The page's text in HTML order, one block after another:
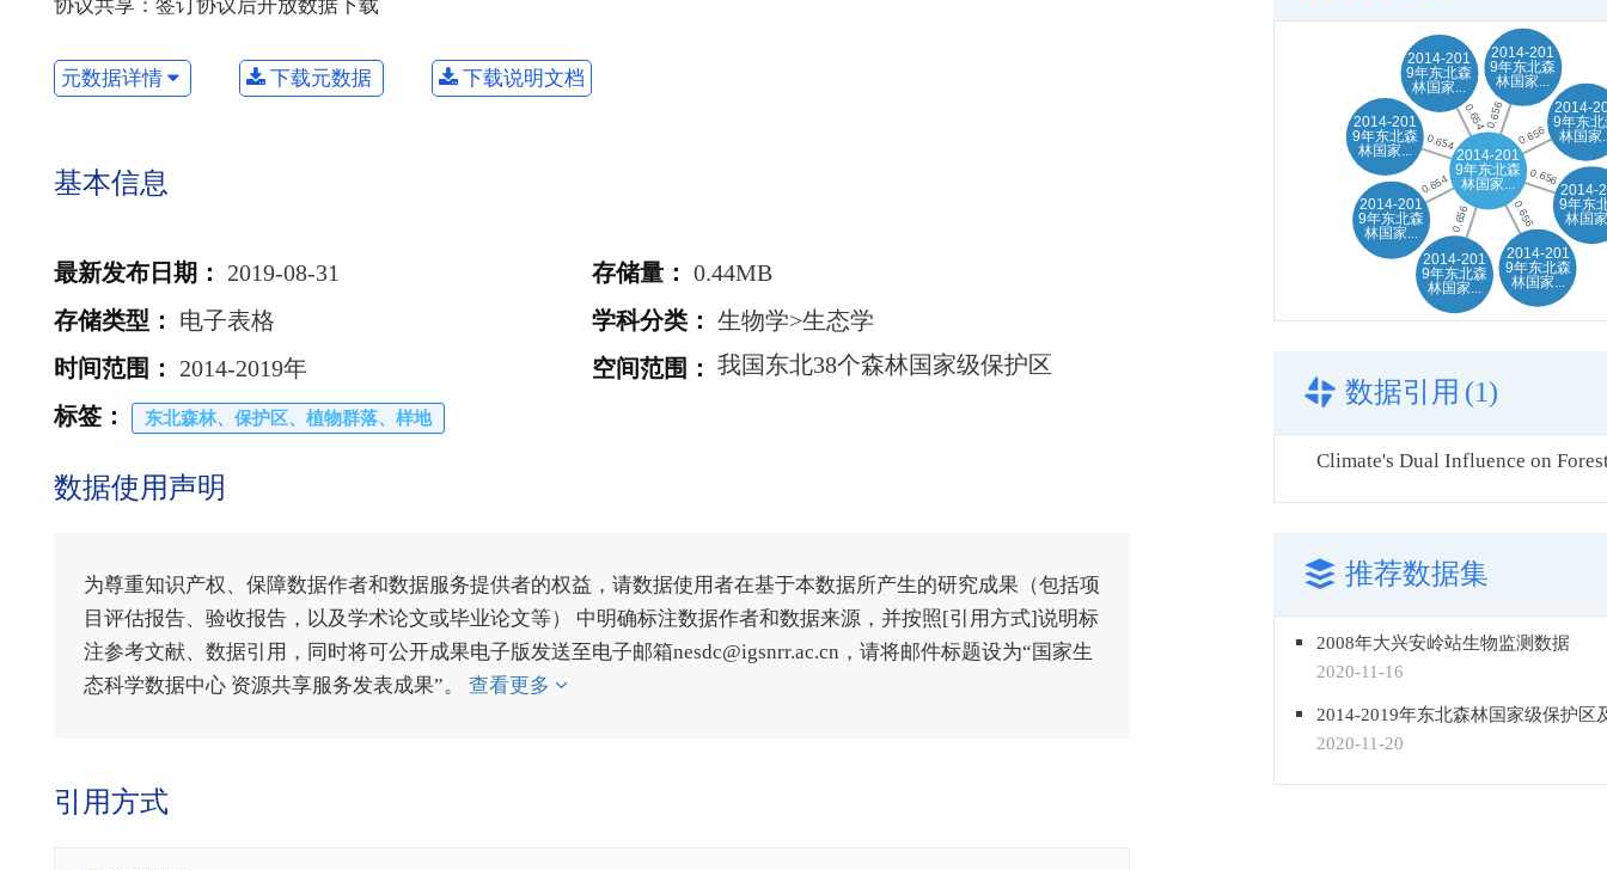
协议共享：签订协议后开放数据下载
元数据详情 下载元数据 下载说明文档
基本信息
最新发布日期 ： 2019-08-31 存储量 ： 0.44MB
存储类型 ： 电子表格 学科分类 ： 生物学>生态学
时间范围 ： 2014-2019年 空间范围 ： 我国东北38个森林国家级保护区
标签 ： 东北森林、保护区、植物群落、样地
数据使用声明
为尊重知识产权、保障数据作者和数据服务提供者的权益，请数据使用者在基于本数据所产生的研究成果（包括项
目评估报告、验收报告，以及学术论文或毕业论文等） 中明确标注数据作者和数据来源，并按照[引用方式]说明标
注参考文献、数据引用，同时将可公开成果电子版发送至电子邮箱nesdc@igsnrr.ac.cn，请将邮件标题设为“国家生
态科学数据中心 资源共享服务发表成果”。 查看更多
引用方式
数据引用 (1)
推荐数据集
2008年大兴安岭站生物监测数据
2020-11-16
2020-11-20